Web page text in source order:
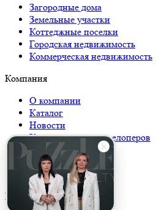
Загородные дома
Земельные участки
Коттеджные поселки
Городская недвижимость
Коммерческая недвижимость
Компания
О компании
Каталог
Новости
Консалтинг для девелоперов
Карьера
Журналы
Контакты
Наши поселки